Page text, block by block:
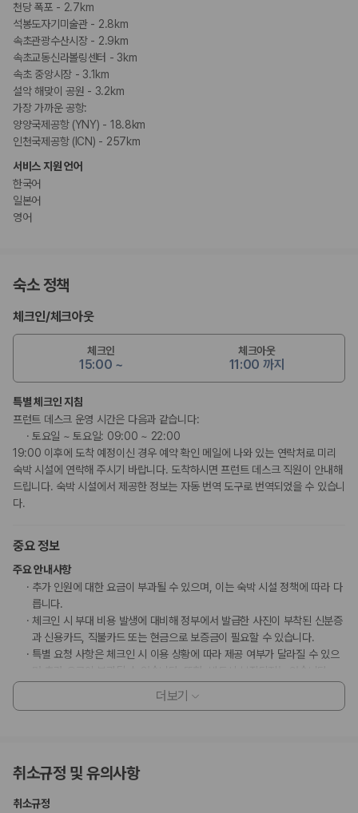
천당 폭포 - 2.7km
석봉도자기미술관 - 2.8km
속초관광수산시장 - 2.9km
속초교동신라볼링센터 - 3km
속초 중앙시장 - 3.1km
설악 해맞이 공원 - 3.2km
가장 가까운 공항:
양양국제공항 (YNY) - 18.8km
인천국제공항 (ICN) - 257km
서비스 지원 언어
한국어
일본어
영어
숙소 정책
체크인/체크아웃
체크인
15:00 ~
체크아웃
11:00 까지
특별 체크인 지침
프런트 데스크 운영 시간은 다음과 같습니다:
토요일 ~ 토요일: 09:00 ~ 22:00
19:00 이후에 도착 예정이신 경우 예약 확인 메일에 나와 있는 연락처로 미리
숙박 시설에 연락해 주시기 바랍니다. 도착하시면 프런트 데스크 직원이 안내해
드립니다. 숙박 시설에서 제공한 정보는 자동 번역 도구로 번역되었을 수 있습니
다.
중요 정보
주요 안내사항
추가 인원에 대한 요금이 부과될 수 있으며, 이는 숙박 시설 정책에 따라 다
릅니다.
체크인 시 부대 비용 발생에 대비해 정부에서 발급한 사진이 부착된 신분증
과 신용카드, 직불카드 또는 현금으로 보증금이 필요할 수 있습니다.
특별 요청 사항은 체크인 시 이용 상황에 따라 제공 여부가 달라질 수 있으
이 숙박 시설에서 사용 가능한 결제 수단은 신용카드, 모바일 결제입니다.
만 11 세 이하 아동 1명은 부모 또는 보호자와 같은 객실에서 침구를 추가하
비대면 체크인, 비대면 체크아웃 서비스를 이용하실 수 있습니다.
더보기
취소규정 및 유의사항
취소규정